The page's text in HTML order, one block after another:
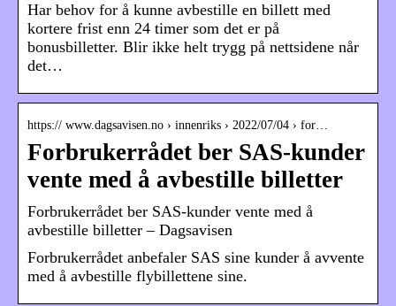
Har behov for å kunne avbestille en billett med
kortere frist enn 24 timer som det er på
bonusbilletter. Blir ikke helt trygg på nettsidene når
det…
https:// www.dagsavisen.no › innenriks › 2022/07/04 › for…
Forbrukerrådet ber SAS-kunder
vente med å avbestille billetter
Forbrukerrådet ber SAS-kunder vente med å
avbestille billetter – Dagsavisen
Forbrukerrådet anbefaler SAS sine kunder å avvente
med å avbestille flybillettene sine.